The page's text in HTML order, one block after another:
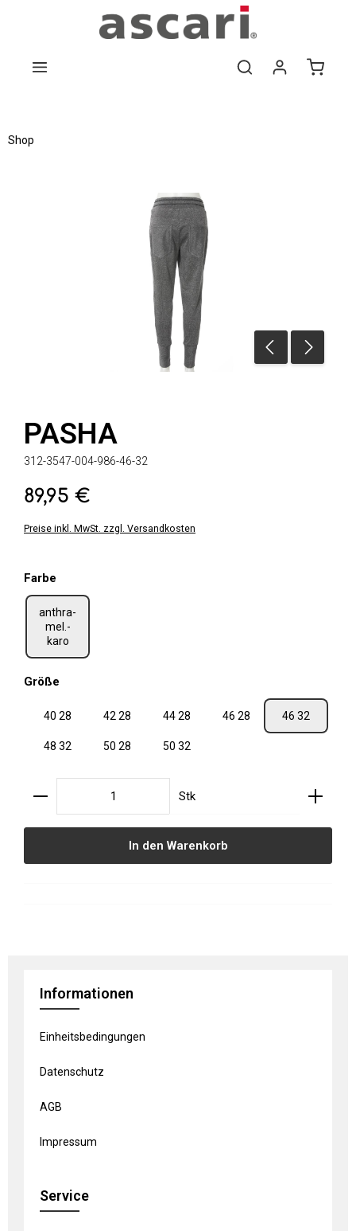
Zum Hauptinhalt springen
Shop
PASHA
312-3547-004-986-46-32
Regulärer Preis:
89,95 €
Preise inkl. MwSt. zzgl. Versandkosten
Farbe
anthra-
mel.-
karo
Größe
40 28 42 28 44 28 46 28 46 32
48 32 50 28 50 32
Produkt Anzahl: Gib den gewünschten Wert ein
Stk
In den Warenkorb
Informationen
Einheitsbedingungen
Datenschutz
AGB
Impressum
Service